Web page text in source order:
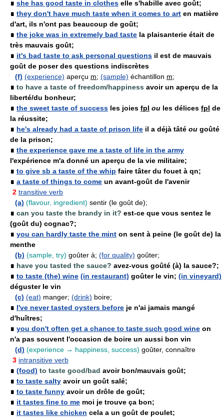
∎ she has good taste in clothes elle s'habille avec goût;
∎ they don't have much taste when it comes to art en matière
d'art, ils n'ont pas beaucoup de goût;
∎ the joke was in extremely bad taste la plaisanterie était de
très mauvais goût;
∎ it's bad taste to ask personal questions il est de mauvais
goût de poser des questions indiscrètes
(f) (experience) aperçu m; (sample) échantillon m;
∎ to have a taste of freedom/happiness avoir un aperçu de la
liberté/du bonheur;
∎ the sweet taste of success les joies fpl ou les délices fpl de
la réussite;
∎ he's already had a taste of prison life il a déjà tâté ou goûté
de la prison;
∎ the experience gave me a taste of life in the army
l'expérience m'a donné un aperçu de la vie militaire;
∎ to give sb a taste of the whip faire tâter du fouet à qn;
∎ a taste of things to come un avant-goût de l'avenir
2 transitive verb
(a) (flavour, ingredient) sentir (le goût de);
∎ can you taste the brandy in it? est-ce que vous sentez le
(goût du) cognac?;
∎ you can hardly taste the mint on sent à peine (le goût de) la
menthe
(b) (sample, try) goûter à; (for quality) goûter;
∎ have you tasted the sauce? avez-vous goûté (à) la sauce?;
∎ to taste (the) wine (in restaurant) goûter le vin; (in vineyard)
déguster le vin
(c) (eat) manger; (drink) boire;
∎ I've never tasted oysters before je n'ai jamais mangé
d'huîtres;
∎ you don't often get a chance to taste such good wine on
n'a pas souvent l'occasion de boire un aussi bon vin
(d) (experience → happiness, success) goûter, connaître
3 intransitive verb
∎ (food) to taste good/bad avoir bon/mauvais goût;
∎ to taste salty avoir un goût salé;
∎ to taste funny avoir un drôle de goût;
∎ it tastes fine to me moi je trouve ça bon;
∎ it tastes like chicken cela a un goût de poulet;